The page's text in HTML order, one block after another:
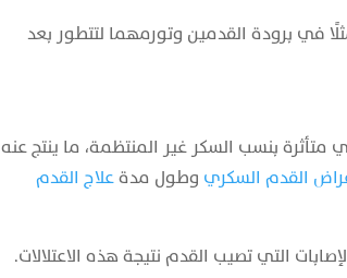
في برودة القدمين وتورمهما لتتطور بعد
بنسب السكر غير المنتظمة، ما ينتج عنه
القدم السكري وطول مدةعلاج القدم
التي تصيب القدم نتيجة هذه الاعتلالات.